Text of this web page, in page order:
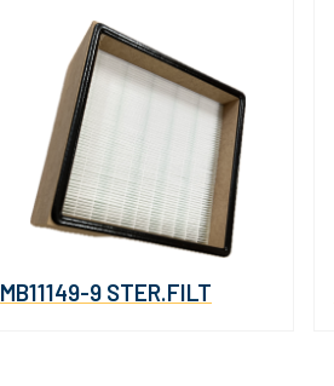
MB11149-9 STER.FILT